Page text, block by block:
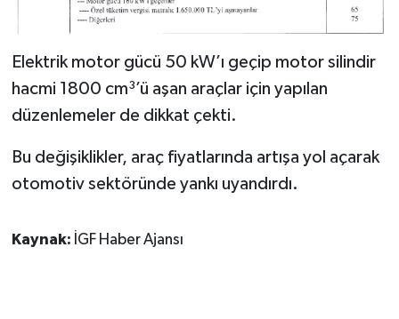
Elektrik motor gücü 50 kW’ı geçip motor silindir
hacmi 1800 cm³’ü aşan araçlar için yapılan
düzenlemeler de dikkat çekti.
Bu değişiklikler, araç fiyatlarında artışa yol açarak
otomotiv sektöründe yankı uyandırdı.
Kaynak: İGF Haber Ajansı